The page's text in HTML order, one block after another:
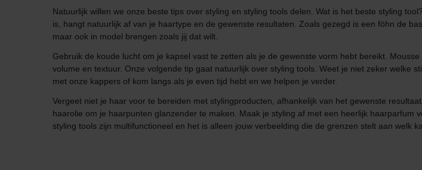
Natuurlijk willen we onze beste tips over styling en styling tools delen. Wat is het beste styling
is, hangt natuurlijk af van je haartype en de gewenste resultaten. Zoals gezegd is een föhn de
maar ook in model brengen zoals jij dat wilt.
Gebruik de koude lucht om je kapsel vast te zetten als je de gewenste vorm hebt bereikt.
volume en textuur. Onze volgende tip gaat natuurlijk over styling tools. Weet je niet zeker welke
met onze kappers of kom langs als je even tijd hebt en we helpen je verder.
Vergeet niet je haar voor te bereiden met stylingproducten, afhankelijk van het gewenste
haarolie om je haarpunten glanzender te maken. Maak je styling af met een heerlijk
styling tools zijn multifunctioneel en het is alleen jouw verbeelding die de grenzen stelt aan welk